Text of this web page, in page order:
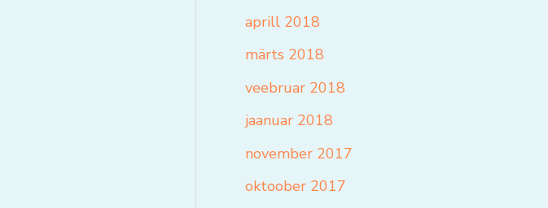
aprill 2018
märts 2018
veebruar 2018
jaanuar 2018
november 2017
oktoober 2017